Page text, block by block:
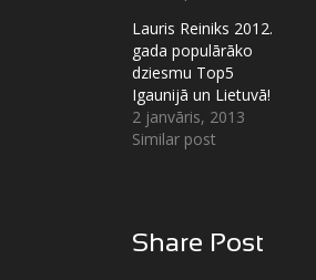
Lauris Reiniks 2012.
gada populārāko
dziesmu Top5
Igaunijā un Lietuvā!
2 janvāris, 2013
Similar post
Share Post